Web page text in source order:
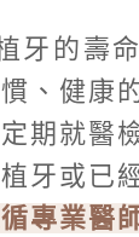
牙的壽
、健康
期就醫
牙或已
專業醫